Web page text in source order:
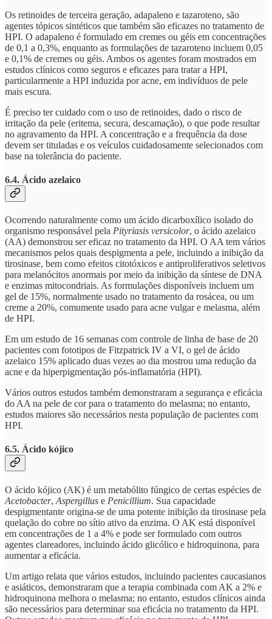
Os retinoides de terceira geração, adapaleno e tazaroteno, são
agentes tópicos sintéticos que também são eficazes no tratamento de
HPI. O adapaleno é formulado em cremes ou géis em concentrações
de 0,1 a 0,3%, enquanto as formulações de tazaroteno incluem 0,05
e 0,1% de cremes ou géis. Ambos os agentes foram mostrados em
estudos clínicos como seguros e eficazes para tratar a HPI,
particularmente a HPI induzida por acne, em indivíduos de pele
mais escura.
É preciso ter cuidado com o uso de retinoides, dado o risco de
irritação da pele (eritema, secura, descamação), o que pode resultar
no agravamento da HPI. A concentração e a frequência da dose
devem ser tituladas e os veículos cuidadosamente selecionados com
base na tolerância do paciente.
6.4. Ácido azelaico
Ocorrendo naturalmente como um ácido dicarboxílico isolado do
organismo responsável pela Pityriasis versicolor, o ácido azelaico
(AA) demonstrou ser eficaz no tratamento da HPI. O AA tem vários
mecanismos pelos quais despigmenta a pele, incluindo a inibição da
tirosinase, bem como efeitos citotóxicos e antiproliferativos seletivos
para melanócitos anormais por meio da inibição da síntese de DNA
e enzimas mitocondriais. As formulações disponíveis incluem um
gel de 15%, normalmente usado no tratamento da rosácea, ou um
creme a 20%, comumente usado para acne vulgar e melasma, além
de HPI.
Em um estudo de 16 semanas com controle de linha de base de 20
pacientes com fototipos de Fitzpatrick IV a VI, o gel de ácido
azelaico 15% aplicado duas vezes ao dia mostrou uma redução da
acne e da hiperpigmentação pós-inflamatória (HPI).
Vários outros estudos também demonstraram a segurança e eficácia
do AA na pele de cor para o tratamento do melasma; no entanto,
estudos maiores são necessários nesta população de pacientes com
HPI.
6.5. Ácido kójico
O ácido kójico (AK) é um metabólito fúngico de certas espécies de
Acetobacter, Aspergillus e Penicillium. Sua capacidade
despigmentante origina-se de uma potente inibição da tirosinase pela
quelação do cobre no sítio ativo da enzima. O AK está disponível
em concentrações de 1 a 4% e pode ser formulado com outros
agentes clareadores, incluindo ácido glicólico e hidroquinona, para
aumentar a eficácia.
Um artigo relata que vários estudos, incluindo pacientes caucasianos
e asiáticos, demonstraram que a terapia combinada com AK a 2% e
hidroquinona melhora o melasma; no entanto, estudos clínicos ainda
são necessários para determinar sua eficácia no tratamento da HPI.